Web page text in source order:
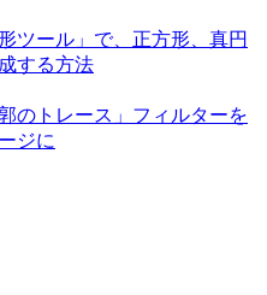
ツール」で、正方形、真円
する方法
のトレース」フィルターを
ジに